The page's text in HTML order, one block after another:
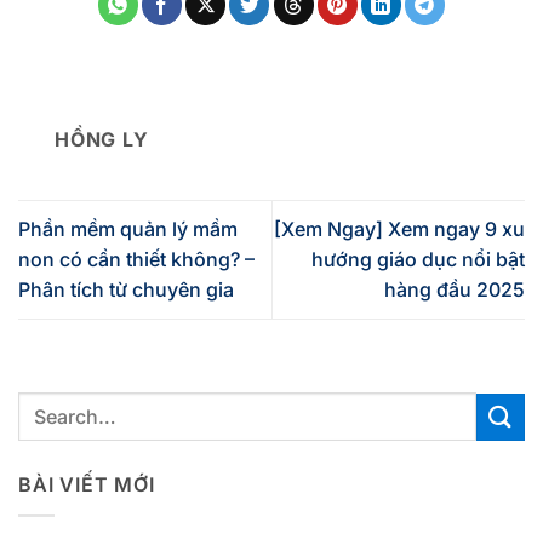
HỒNG LY
Phần mềm quản lý mầm
non có cần thiết không? –
Phân tích từ chuyên gia
[Xem Ngay] Xem ngay 9 xu
hướng giáo dục nổi bật
hàng đầu 2025
BÀI VIẾT MỚI